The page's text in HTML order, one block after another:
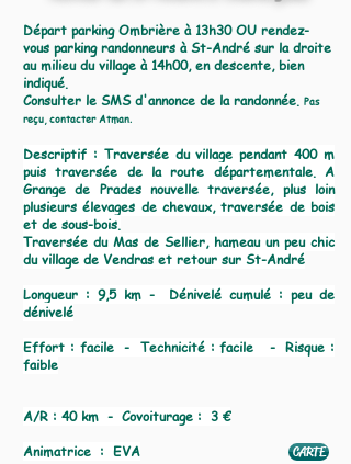
Départ parking Ombrière à 13h30 OU rendez-
vous parking randonneurs à St-André sur la droite
au milieu du village à 14h00, en descente, bien
indiqué.
Consulter le SMS d'annonce de la randonnée. Pas
reçu, contacter Atman.
Descriptif :​ Traversée du village pendant 400 m
puis traversée de la route départementale. A
Grange de Prades nouvelle traversée, plus loin
plusieurs élevages de chevaux, traversée de bois
et de sous-bois.
Traversée du Mas de Sellier, hameau un peu chic
du village de Vendras et retour sur St-André
Longueur : 9,5 km - Dénivelé cumulé : peu de
dénivelé
Effort : facile - Technicité : facile - Risque :
faible
A/R : 40 km - Covoiturage : 3 €
Animatrice : EVA
CARTE